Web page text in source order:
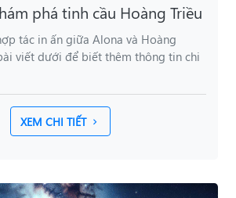
phá tinh cầu Hoàng Triều
tác in ấn giữa Alona và Hoàng
viết dưới để biết thêm thông tin chi
XEM CHI TIẾT